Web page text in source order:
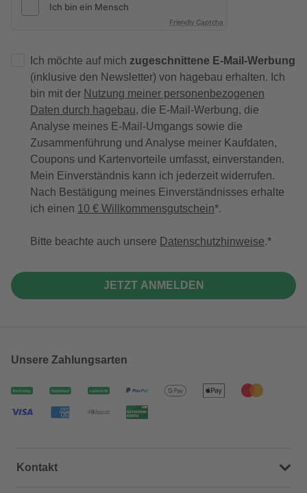
Friendly Captcha
Ich möchte auf mich zugeschnittene E-Mail-Werbung
(inklusive den Newsletter) von hagebau erhalten. Ich
bin mit der Nutzung meiner personenbezogenen
Daten durch hagebau, die E-Mail-Werbung, die
Analyse meines E-Mail-Umgangs sowie die
Zusammenführung und Analyse meiner Kaufdaten,
Coupons und Kartenvorteile umfasst, einverstanden.
Mein Einverständnis kann ich jederzeit widerrufen.
Nach Bestätigung meines Einverständnisses erhalte
ich einen 10 € Willkommensgutschein*.
Bitte beachte auch unsere Datenschutzhinweise.
JETZT ANMELDEN
Unsere Zahlungsarten
Kontakt